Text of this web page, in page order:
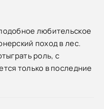
любительское
поход в лес.
роль, с
только в последние